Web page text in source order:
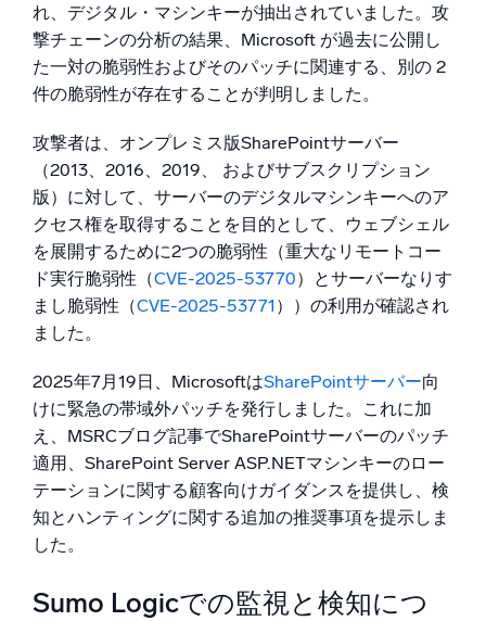
強力な統合
信頼され、認定済み
れ、デジタル・マシンキーが抽出されていました。攻
撃チェーンの分析の結果、Microsoft が過去に公開し
た一対の脆弱性およびそのパッチに関連する、別の 2
件の脆弱性が存在することが判明しました。
攻撃者は、オンプレミス版SharePointサーバー
（2013、2016、2019、 およびサブスクリプション
版）に対して、サーバーのデジタルマシンキーへのア
クセス権を取得することを目的として、ウェブシェル
を展開するために2つの脆弱性（重大なリモートコー
ド実行脆弱性（CVE-2025-53770）とサーバーなりす
まし脆弱性（CVE-2025-53771 ））の利用が確認され
ました。
2025年7月19日、MicrosoftはSharePointサーバー向
けに緊急の帯域外パッチを発行しました。これに加
え、MSRCブログ記事でSharePointサーバーのパッチ
適用、SharePoint Server ASP.NETマシンキーのロー
テーションに関する顧客向けガイダンスを提供し、検
知とハンティングに関する追加の推奨事項を提示しま
した。
Sumo Logicでの監視と検知につ